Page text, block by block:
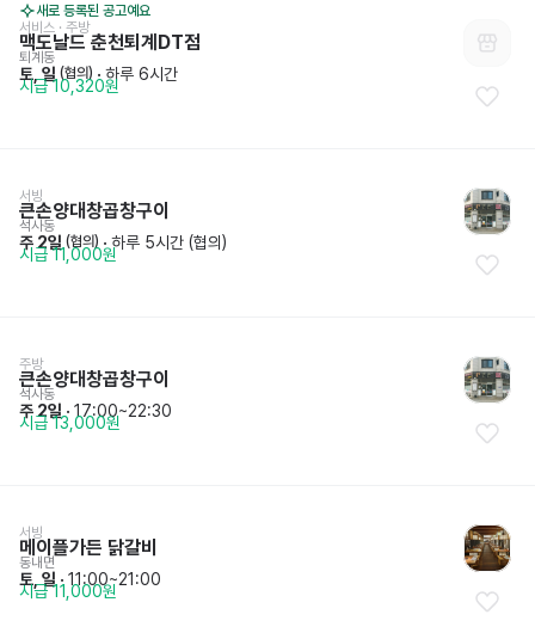
새로 등록된 공고예요
서비스 · 주방
맥도날드 춘천퇴계DT점
퇴계동
토, 일 (협의) · 하루 6시간
시급 10,320원
서빙
큰손양대창곱창구이
석사동
주 2일 (협의) · 하루 5시간 (협의)
시급 11,000원
주방
큰손양대창곱창구이
석사동
주 2일 · 17:00~22:30
시급 13,000원
서빙
메이플가든 닭갈비
동내면
토, 일 · 11:00~21:00
시급 11,000원